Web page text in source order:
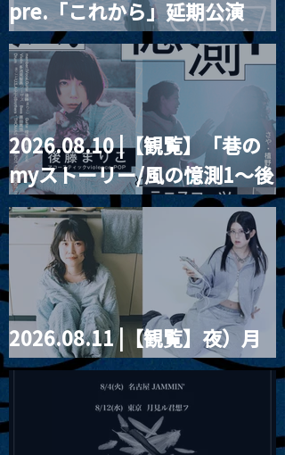
pre.「これから」延期公演
Blurred City Lights × 17歳
とベルリンの壁
2026.08.10 |【観覧】「巷の
myストーリー/風の憶測1～後
藤まりこアコースティック
violence POPとテニスコー
ツ」
2026.08.11 |【観覧】夜）月
見ル君想フpre. Sugar Shock